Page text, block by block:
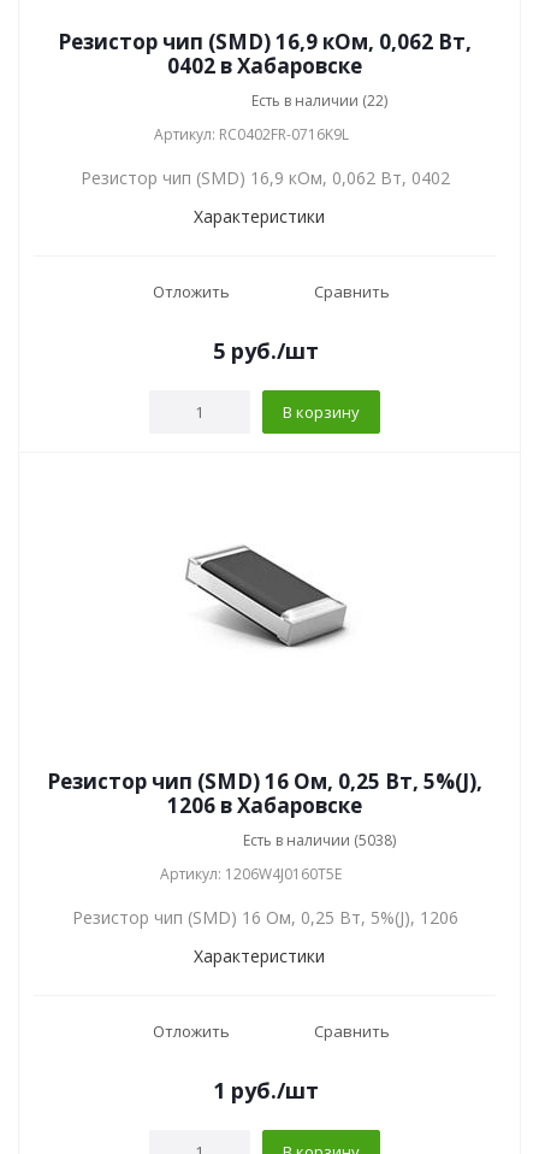
Резистор чип (SMD) 16,9 кОм, 0,062 Вт,
0402 в Хабаровске
Есть в наличии (22)
Артикул: RC0402FR-0716K9L
Резистор чип (SMD) 16,9 кОм, 0,062 Вт, 0402
Характеристики
Отложить Сравнить
5руб./шт
В корзину
Резистор чип (SMD) 16 Ом, 0,25 Вт, 5%(J),
1206 в Хабаровске
Есть в наличии (5038)
Артикул: 1206W4J0160T5E
Резистор чип (SMD) 16 Ом, 0,25 Вт, 5%(J), 1206
Характеристики
Отложить Сравнить
1 руб./шт